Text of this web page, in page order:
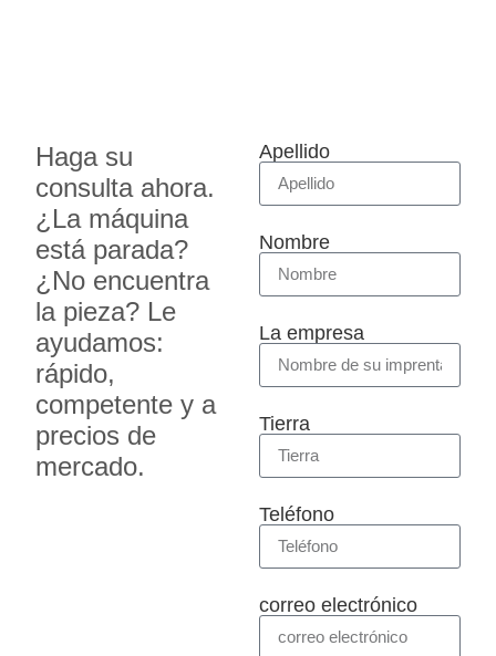
Haga su
consulta ahora.
¿La máquina
está parada?
¿No encuentra
la pieza? Le
ayudamos:
rápido,
competente y a
precios de
mercado.
Apellido
Nombre
La empresa
Tierra
Teléfono
correo electrónico